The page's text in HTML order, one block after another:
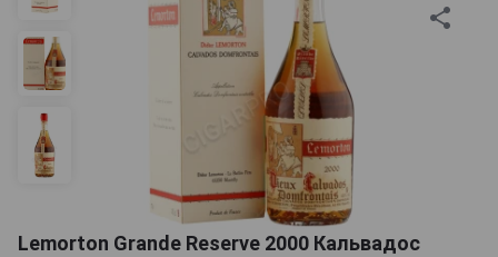
Lemorton Grande Reserve 2000 Кальвадос